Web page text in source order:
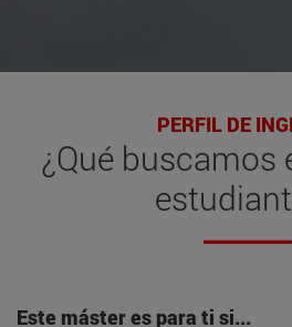
PERFIL DE
¿Qué buscamos
Este máster es para ti si...